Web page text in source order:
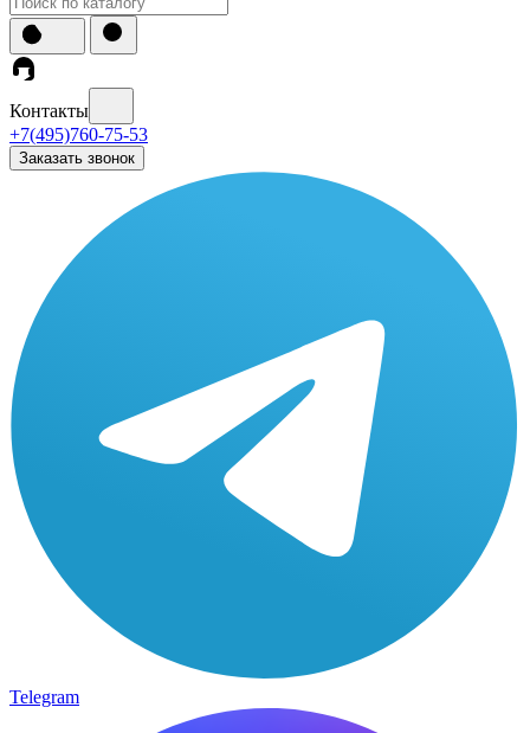
Контакты
+7(495)760-75-53
Заказать звонок
Telegram